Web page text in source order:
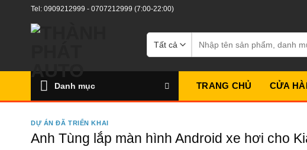
Tel: 0909212999 - 0707212999 (7:00-22:00)
kiếm:
Danh mục TRANG CHỦ CỬA
DỰ ÁN ĐÃ TRIỂN KHAI
Anh Tùng lắp màn hình Android xe hơi cho